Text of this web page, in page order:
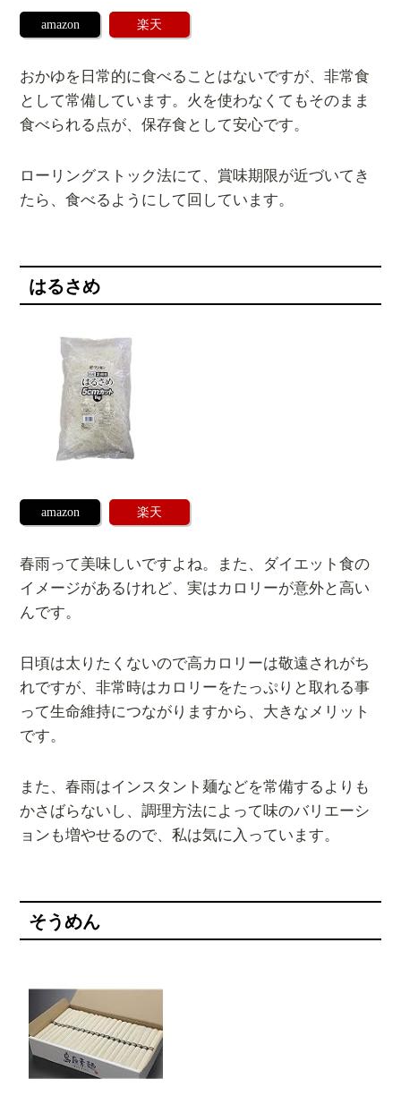
amazon 楽天
おかゆを日常的に食べることはないですが、非常食
として常備しています。火を使わなくてもそのまま
食べられる点が、保存食として安心です。
ローリングストック法にて、賞味期限が近づいてき
たら、食べるようにして回しています。
はるさめ
amazon 楽天
春雨って美味しいですよね。また、ダイエット食の
イメージがあるけれど、実はカロリーが意外と高い
んです。
日頃は太りたくないので高カロリーは敬遠されがち
れですが、非常時はカロリーをたっぷりと取れる事
って生命維持につながりますから、大きなメリット
です。
また、春雨はインスタント麺などを常備するよりも
かさばらないし、調理方法によって味のバリエーシ
ョンも増やせるので、私は気に入っています。
そうめん